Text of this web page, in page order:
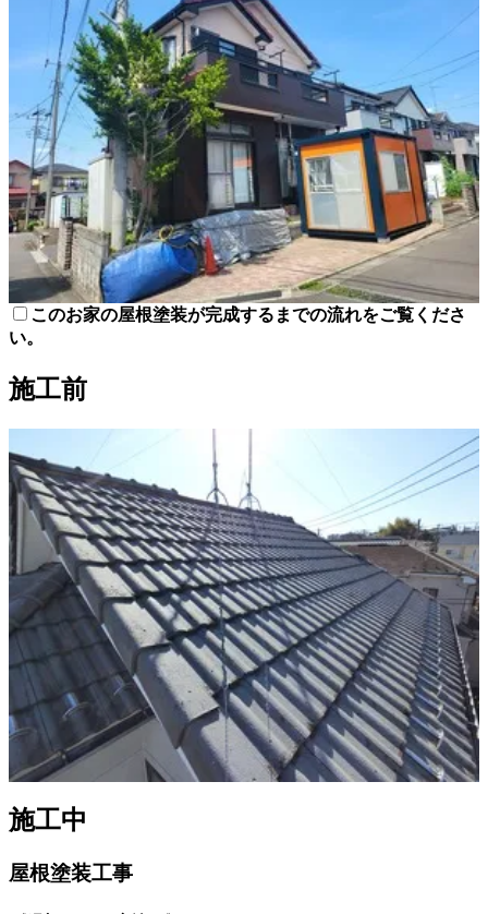
このお家の屋根塗装が完成するまでの流れをご覧くださ
い。
施工前
施工中
屋根塗装工事